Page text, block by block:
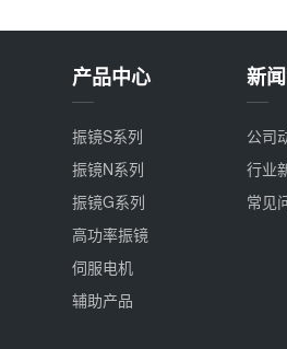
产品中心
振镜S系列
振镜N系列
振镜G系列
高功率振镜
伺服电机
辅助产品
新
公司
行业
常见